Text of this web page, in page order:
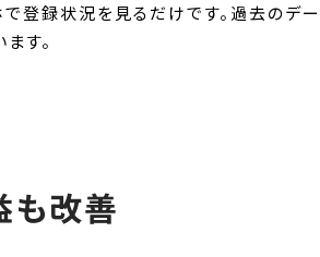
登録状況を見るだけです。過去のデ
す。
も改善